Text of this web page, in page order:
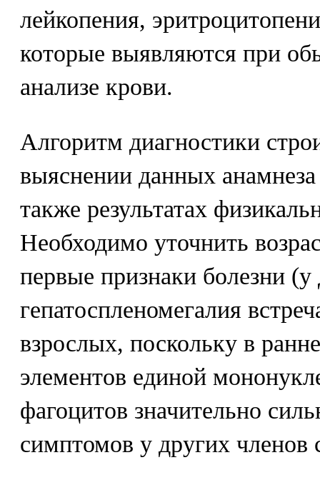
лейкопения,
которые выявляются при
анализе крови.
Алгоритм диагностики
выяснении данных
также результатах
Необходимо уточнить
первые признаки болезни (у
гепатоспленомегалия
взрослых, поскольку в
элементов единой
фагоцитов значительно
симптомов у других членов